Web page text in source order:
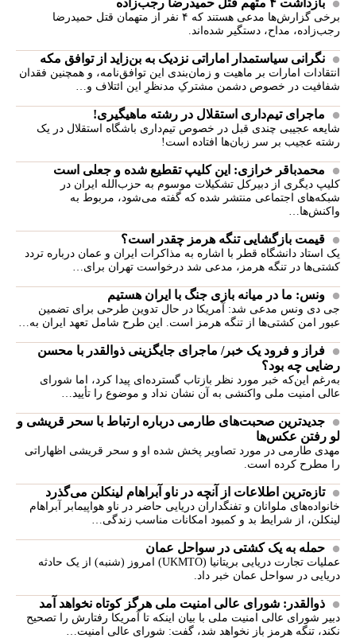
برخی گزارش‌ها مدعی هستند که ۴ نفر از متهمان قتل حمیدرضا
رجب‌زاده، مداح، دستگیر شده‌اند.
نگرانی سیاستمدار اماراتی نزدیک به بن‌زاید از توافق مکه
انتقادات امارات بر ماهیت و زمان‌بندی این توافق‌نامه، و همچنین فقدان
شفافیت در خصوص دشمن مشترکِ مدنظرِ این ائتلاف و…
ماجرای تیم‌داری استقلال در رشته ماهیگیری!
شایعه عجیبی چندی قبل در خصوص تیم‌داری باشگاه استقلال در یک
رشته عجیب بر سر زبان‌ها افتاده است!
محمدباقر خرازی: این کلیپ تقطیع شده و جعلی است
کلیپ دیگری از دبیرکل تشکیلات موسوم به حزب‌الله ایران در
شبکه‌های اجتماعی منتشر شده که گفته می‌شود، مربوط به
واکنش‌ها…
قیمت بازگشایی تنگه هرمز چقدر است؟
یک استاد دانشگاه قطر با اشاره به مذاکرات ایران و عمان درباره تردد
کشتی‌ها در تنگه هرمز، مدعی شد درخواست تهران برای…
ونس: ما در میانه بازی جنگ با ایران هستیم
جی دی ونس مدعی شد: آمریکا در حال تدوین طرحی برای تضمین
عبور امن کشتی‌ها از تنگه هرمز است. این طرح شامل تعهد ایران به…
فراز و فرود یک خبر/ ماجرای جایگزینی ذوالقدر با محسن
رضایی چه بود؟
به‌رغم این‌که خبر مورد نظر بازتاب گسترده‌ای پیدا کرد، اما شورای
عالی امنیت ملی واکنشی به آن نشان نداد و موضوع را تأیید…
جدیدترین صحبت‌های طارمی درباره ارتباط با سحر قریشی و
لو رفتن عکس‌ها
مهدی طارمی در مورد تصاویر پخش شده او و سحر قریشی اظهاراتی
را مطرح کرده است.
تازه‌ترین اطلاعات از آنچه در ناو آبراهام لینکلن می‌گذرد
خانواده‌های ملوانان و تفنگداران دریایی حاضر در ناو هواپیمابر آبراهام
لینکلن، از شرایط بد و کمبود امکانات مناسب زندگی…
حمله به یک کشتی در سواحل عمان
عملیات تجارت دریایی بریتانیا (UKMTO) امروز (شنبه) از یک حادثه
دریایی در سواحل عمان خبر داد.
ذوالقدر: شورای عالی امنیت ملی هرگز کوتاه نخواهد آمد
دبیر شورای عالی امنیت ملی با بیان اینکه تا آمریکا رفتارش را تصحیح
نکند، تنگه هرمز باز نخواهد شد، گفت: شورای عالی امنیت…